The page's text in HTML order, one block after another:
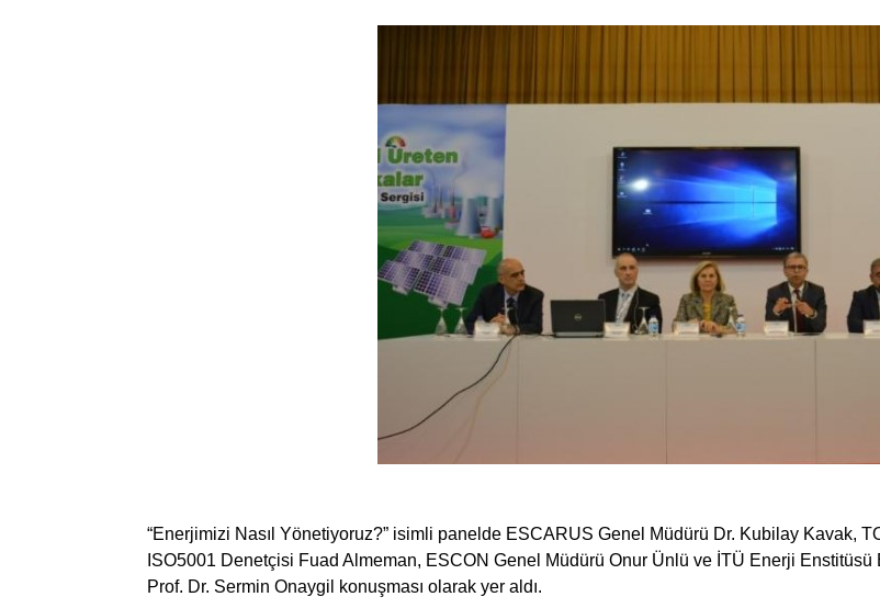
“Enerjimizi Nasıl Yönetiyoruz?” isimli panelde ESCARUS Genel Müdürü Dr. Kubilay Kavak,
ISO5001 Denetçisi Fuad Almeman, ESCON Genel Müdürü Onur Ünlü ve İTÜ Enerji Enstitüsü
Prof. Dr. Sermin Onaygil konuşması olarak yer aldı.